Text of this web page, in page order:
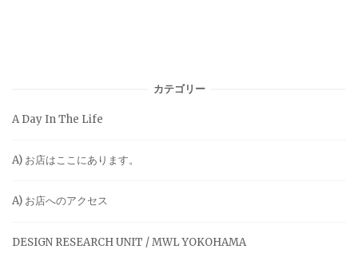
カテゴリー
A Day In The Life
A) お店はここにあります。
A) お店へのアクセス
DESIGN RESEARCH UNIT / MWL YOKOHAMA